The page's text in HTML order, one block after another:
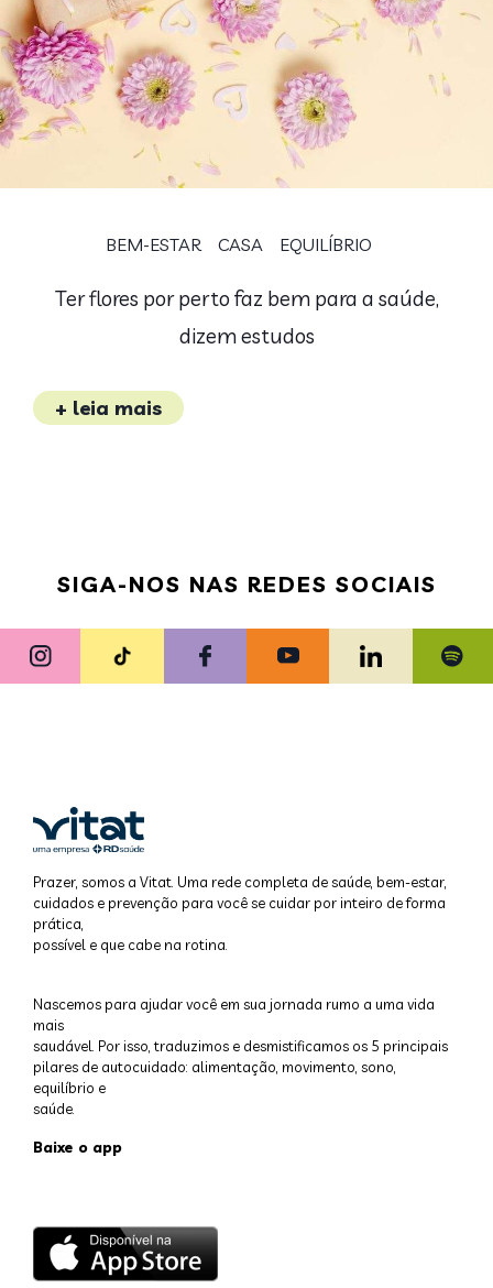
BEM-ESTAR CASA EQUILÍBRIO
Ter flores por perto faz bem para a saúde,
dizem estudos
+ leia mais
SIGA-NOS NAS REDES SOCIAIS
Prazer, somos a Vitat. Uma rede completa de saúde, bem-estar,
cuidados e prevenção para você se cuidar por inteiro de forma
prática,
possível e que cabe na rotina.
Nascemos para ajudar você em sua jornada rumo a uma vida
mais
saudável. Por isso, traduzimos e desmistificamos os 5 principais
pilares de autocuidado: alimentação, movimento, sono,
equilíbrio e
saúde.
Baixe o app